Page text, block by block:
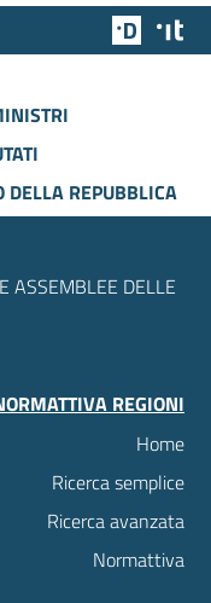
Team
DELLA REPUBBLICA
ASSEMBLEE DELLE
REGIONI
Home
Ricerca semplice
Ricerca avanzata
Normattiva